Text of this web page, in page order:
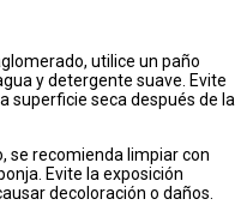
utilice un paño
y detergente suave. Evite
superficie seca después de la
se recomienda limpiar con
Evite la exposición
decoloración o daños.